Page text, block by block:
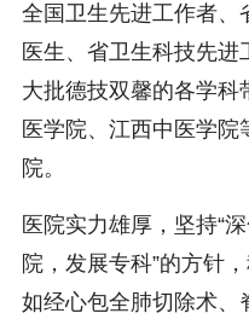
全国卫生先进工作者、
医生、省卫生科技先
大批德技双馨的各学科
医学院、江西中医学
院。
医院实力雄厚，坚持“
院，发展专科”的方针
如经心包全肺切除术、